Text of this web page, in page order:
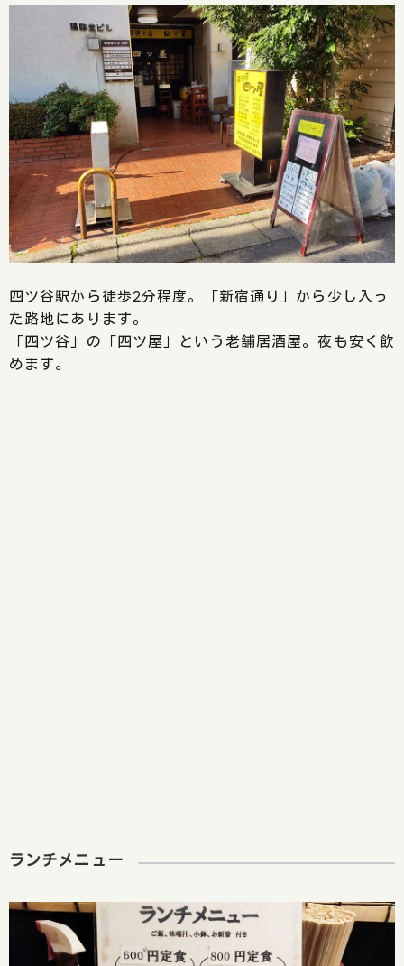
四ツ谷駅から徒歩2分程度。「新宿通り」から少し入っ
た路地にあります。
「四ツ谷」の「四ツ屋」という老舗居酒屋。夜も安く飲
めます。
ランチメニュー